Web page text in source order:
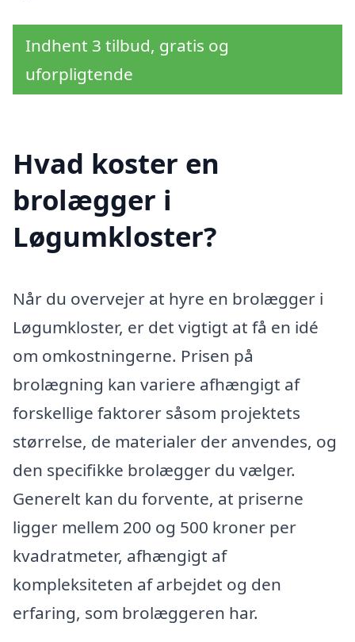
Indhent 3 tilbud, gratis og
uforpligtende
Hvad koster en
brolægger i
Løgumkloster?
Når du overvejer at hyre en brolægger i
Løgumkloster, er det vigtigt at få en idé
om omkostningerne. Prisen på
brolægning kan variere afhængigt af
forskellige faktorer såsom projektets
størrelse, de materialer der anvendes, og
den specifikke brolægger du vælger.
Generelt kan du forvente, at priserne
ligger mellem 200 og 500 kroner per
kvadratmeter, afhængigt af
kompleksiteten af arbejdet og den
erfaring, som brolæggeren har.